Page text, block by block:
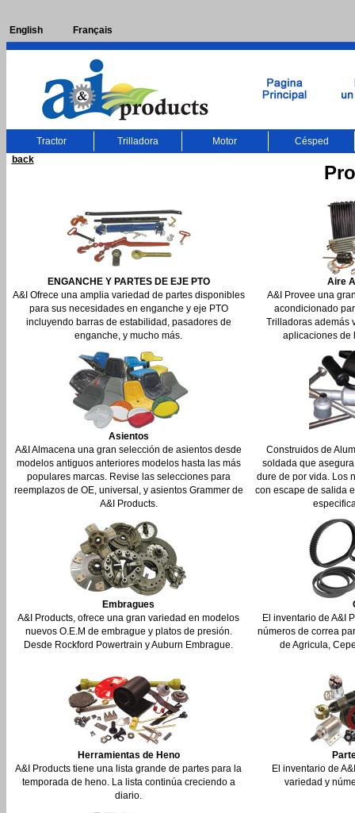
English Français
Tractor Trilladora Motor
Césped
back
ENGANCHE Y PARTES DE EJE PTO
A&I Ofrece una amplia variedad de partes disponibles
para sus necesidades en enganche y eje PTO
incluyendo barras de estabilidad, pasadores de
enganche, y mucho más.
Aire
A&I Provee una
acondicionado
Trilladoras además
aplicaciones de
Asientos
A&I Almacena una gran selección de asientos desde
modelos antiguos anteriores modelos hasta las más
populares marcas. Revise las selecciones para
reemplazos de OE, universal, y asientos Grammer de
A&I Products.
Construidos de
soldada que
dure de por vida. Los
con escape de salida
Embragues
A&I Products, ofrece una gran variedad en modelos
nuevos O.E.M de embrague y platos de presión.
Desde Rockford Powertrain y Auburn Embrague.
El inventario de A&I
números de correa
de Agricula,
Herramientas de Heno
A&I Products tiene una lista grande de partes para la
temporada de heno. La lista continúa creciendo a
diario.
El inventario de
variedad y